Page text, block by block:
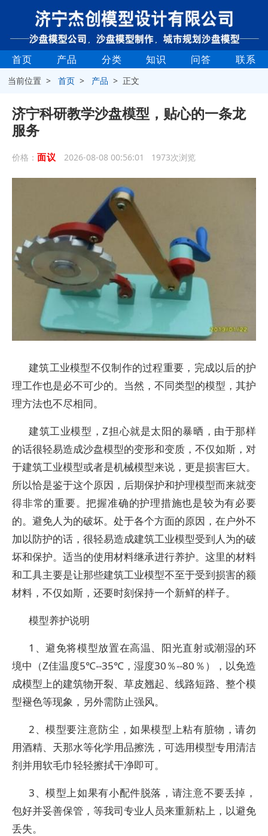
首页 产品 分类 知识 问答 联系
当前位置 >首页 > 产品 > 正文
济宁科研教学沙盘模型，贴心的一条龙
服务
价格： 面议 2026-08-08 00:56:01 1973次浏览
建筑工业模型不仅制作的过程重要，完成以后的护
理工作也是必不可少的。当然，不同类型的模型，其护
理方法也不尽相同。
建筑工业模型，Z担心就是太阳的暴晒，由于那样
的话很轻易造成沙盘模型的变形和变质，不仅如斯，对
于建筑工业模型或者是机械模型来说，更是损害巨大。
所以恰是鉴于这个原因，后期保护和护理模型而来就变
得非常的重要。把握准确的护理措施也是较为有必要
的。避免人为的破坏。处于各个方面的原因，在户外不
加以防护的话，很轻易造成建筑工业模型受到人为的破
坏和保护。适当的使用材料继承进行养护。这里的材料
和工具主要是让那些建筑工业模型不至于受到损害的额
材料，不仅如斯，还要时刻保持一个新鲜的样子。
模型养护说明
1、避免将模型放置在高温、阳光直射或潮湿的环
境中（Z佳温度5℃--35℃，湿度30％--80％），以免造
成模型上的建筑物开裂、草皮翘起、线路短路、整个模
型褪色等现象，另外需防止强风。
2、模型要注意防尘，如果模型上粘有脏物，请勿
用酒精、天那水等化学用品擦洗，可选用模型专用清洁
剂并用软毛巾轻轻擦拭干净即可。
3、模型上如果有小配件脱落，请注意不要丢掉，
包好并妥善保管，等我司专业人员来重新粘上，以避免
丢失。